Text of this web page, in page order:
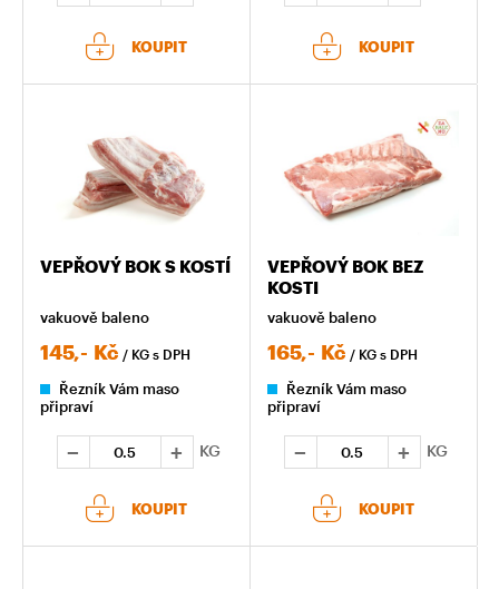
KOUPIT KOUPIT
VEPŘOVÝ BOK S KOSTÍ
vakuově baleno
145,- Kč / KG s DPH
Řezník Vám maso
připraví
KG
KOUPIT
VEPŘOVÝ BOK BEZ
KOSTI
vakuově baleno
165,- Kč / KG s DPH
Řezník Vám maso
připraví
KG
KOUPIT